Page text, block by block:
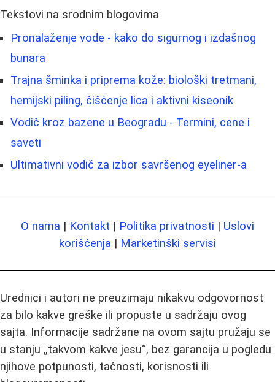
Tekstovi na srodnim blogovima
Pronalaženje vode - kako do sigurnog i izdašnog
bunara
Trajna šminka i priprema kože: biološki tretmani,
hemijski piling, čišćenje lica i aktivni kiseonik
Vodič kroz bazene u Beogradu - Termini, cene i
saveti
Ultimativni vodič za izbor savršenog eyeliner-a
O nama | Kontakt | Politika privatnosti | Uslovi
korišćenja | Marketinški servisi
Urednici i autori ne preuzimaju nikakvu odgovornost
za bilo kakve greške ili propuste u sadržaju ovog
sajta. Informacije sadržane na ovom sajtu pružaju se
u stanju „takvom kakve jesu“, bez garancija u pogledu
njihove potpunosti, tačnosti, korisnosti ili